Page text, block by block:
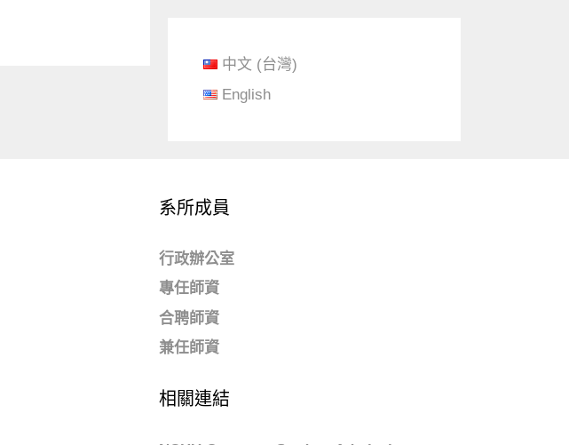
中文 (台灣)
English
系所成員
行政辦公室
專任師資
合聘師資
兼任師資
相關連結